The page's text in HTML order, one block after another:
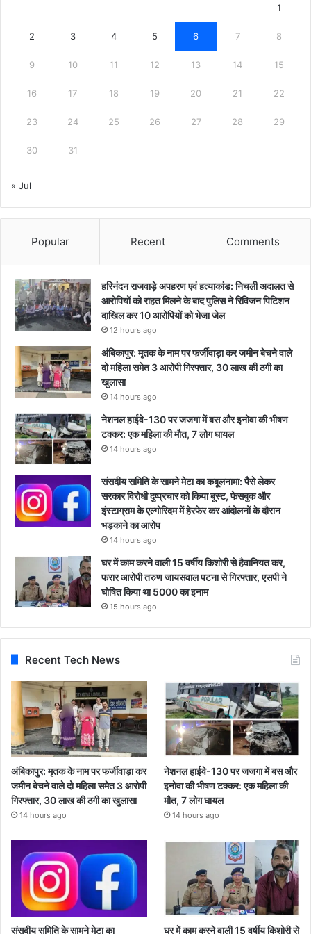
1
2 3 4 5 6 7 8
9 10 11 12 13 14 15
16 17 18 19 20 21 22
23 24 25 26 27 28 29
30 31
« Jul
Popular Recent Comments
हरिनंदन राजवाड़े अपहरण एवं हत्याकांड: निचली अदालत से
आरोपियों को राहत मिलने के बाद पुलिस ने रिविजन पिटिशन
दाखिल कर 10 आरोपियों को भेजा जेल
12 hours ago
अंबिकापुर: मृतक के नाम पर फर्जीवाड़ा कर जमीन बेचने वाले
दो महिला समेत 3 आरोपी गिरफ्तार, 30 लाख की ठगी का
खुलासा
14 hours ago
नेशनल हाईवे-130 पर जजगा में बस और इनोवा की भीषण
टक्कर: एक महिला की मौत, 7 लोग घायल
14 hours ago
संसदीय समिति के सामने मेटा का कबूलनामा: पैसे लेकर
सरकार विरोधी दुष्प्रचार को किया बूस्ट, फेसबुक और
इंस्टाग्राम के एल्गोरिदम में हेरफेर कर आंदोलनों के दौरान
भड़काने का आरोप
14 hours ago
घर में काम करने वाली 15 वर्षीय किशोरी से हैवानियत कर,
फरार आरोपी तरुण जायसवाल पटना से गिरफ्तार, एसपी ने
घोषित किया था 5000 का इनाम
15 hours ago
Recent Tech News
अंबिकापुर: मृतक के नाम पर फर्जीवाड़ा कर
जमीन बेचने वाले दो महिला समेत 3 आरोपी
गिरफ्तार, 30 लाख की ठगी का खुलासा
14 hours ago
नेशनल हाईवे-130 पर जजगा में बस और
इनोवा की भीषण टक्कर: एक महिला की
मौत, 7 लोग घायल
14 hours ago
संसदीय समिति के सामने मेटा का घर में काम करने वाली 15 वर्षीय किशोरी से